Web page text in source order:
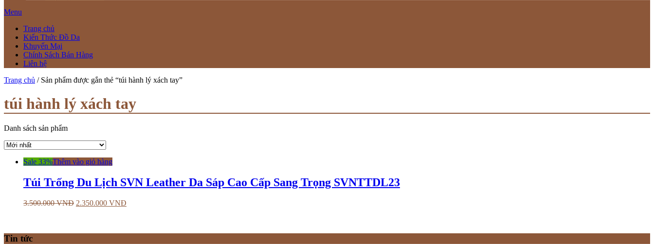
Menu
Trang chủ
Kiến Thức Đồ Da
Khuyến Mại
Chính Sách Bán Hàng
Liên hệ
Trang chủ / Sản phẩm được gắn thẻ “túi hành lý xách tay”
túi hành lý xách tay
Danh sách sản phẩm
Sale 33%Thêm vào giỏ hàng
Túi Trống Du Lịch SVN Leather Da Sáp Cao Cấp Sang Trọng SVNTTDL23
3.500.000VNĐ 2.350.000 VNĐ
Tin tức